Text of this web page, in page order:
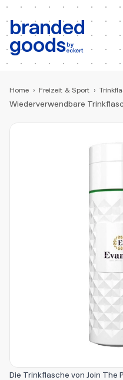
branded
goodsby
eckert
b: Produktsuche
Home › Freizeit & Sport ›
Wiederverwendbare
Die Trinkflasche von Join The